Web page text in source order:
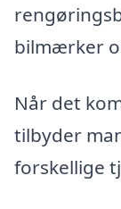
bilmærker
Når det
tilbyder
forskellige